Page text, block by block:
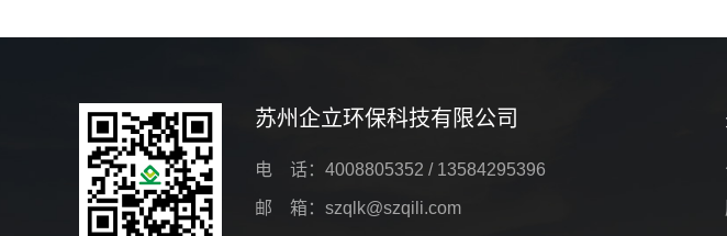
苏州企立环保科技有限公司
电 话：4008805352 / 13584295396
邮 箱：szqlk@szqili.com